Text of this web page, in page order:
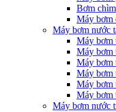
Bơm
Máy bơm
Máy bơm nước
Máy bơm
Máy bơm
Máy bơm
Máy bơm
Máy bơm
Máy bơm
Máy bơm nước